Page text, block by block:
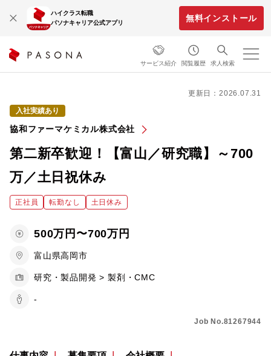
ハイクラス転職
パソナキャリア公式アプリ
無料インストール
サービス紹介 閲覧履歴 求人検索
更新日：2026.07.31
入社実績あり
協和ファーマケミカル株式会社
第二新卒歓迎！【富山／研究職】～700
万／土日祝休み
正社員 転勤なし 土日休み
500万円〜700万円
富山県高岡市
研究・製品開発 > 製剤・CMC
-
Job No.81267944